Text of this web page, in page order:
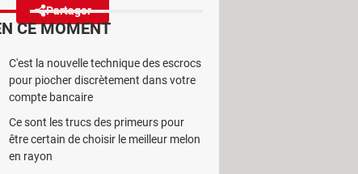
Partager
d'anormal, des milliers
leur signification !
CE MOMENT
C'est la nouvelle technique des escrocs
pour piocher discrètement dans votre
compte bancaire
Ce sont les trucs des primeurs pour
être certain de choisir le meilleur melon
en rayon